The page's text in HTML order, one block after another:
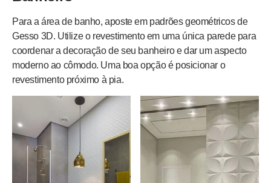
Para a área de banho, aposte em padrões geométricos de
Gesso 3D. Utilize o revestimento em uma única parede para
coordenar a decoração de seu banheiro e dar um aspecto
moderno ao cômodo. Uma boa opção é posicionar o
revestimento próximo à pia.